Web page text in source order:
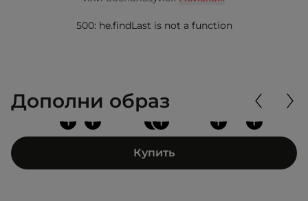
500: he.findLast is not a function
Дополни образ
+
+
+ + +
+
Купить